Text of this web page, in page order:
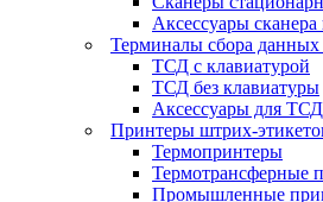
Аксессуары
Терминалы сбора
ТСД с клавиатурой
ТСД без клавиатуры
Аксессуары для ТСД
Принтеры штрих-
Термопринтеры
Термотрансферные
Промышленные